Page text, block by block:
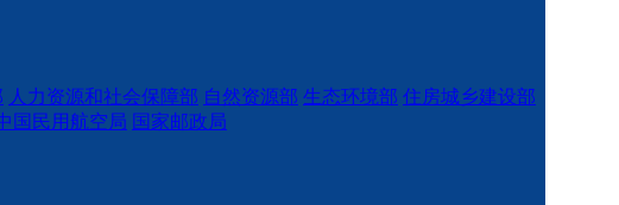
人力资源和社会保障部 自然资源部 生态环境部 住房城乡建设部
国民用航空局 国家邮政局